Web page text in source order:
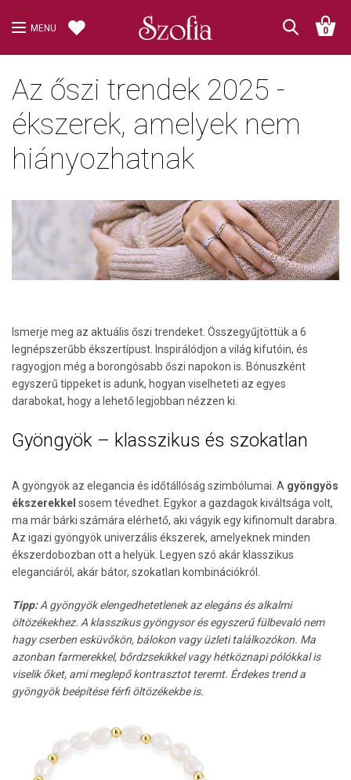
MENU 0
Az őszi trendek 2025 -
ékszerek, amelyek nem
hiányozhatnak
Ismerje meg az aktuális őszi trendeket. Összegyűjtöttük a 6
legnépszerűbb ékszertípust. Inspirálódjon a világ kifutóin, és
ragyogjon még a borongósabb őszi napokon is. Bónuszként
egyszerű tippeket is adunk, hogyan viselheteti az egyes
darabokat, hogy a lehető legjobban nézzen ki.
Gyöngyök – klasszikus és szokatlan
A gyöngyök az elegancia és időtállóság szimbólumai. A gyöngyös
ékszerekkel sosem tévedhet. Egykor a gazdagok kiváltsága volt,
ma már bárki számára elérhető, aki vágyik egy kifinomult darabra.
Az igazi gyöngyök univerzális ékszerek, amelyeknek minden
ékszerdobozban ott a helyük. Legyen szó akár klasszikus
eleganciáról, akár bátor, szokatlan kombinációkról.
Tipp:A gyöngyök elengedhetetlenek az elegáns és alkalmi
öltözékekhez. A klasszikus gyöngysor és egyszerű fülbevaló nem
hagy cserben esküvőkön, bálokon vagy üzleti találkozókon. Ma
azonban farmerekkel, bőrdzsekikkel vagy hétköznapi pólókkal is
viselik őket, ami meglepő kontrasztot teremt. Érdekes trend a
gyöngyök beépítése férfi öltözékekbe is.